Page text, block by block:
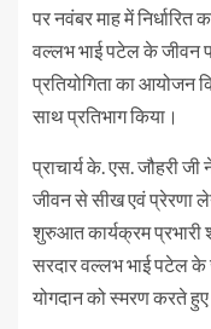
पर नवंबर माह में निर्धारित
वल्लभ भाई पटेल के जीवन
प्रतियोगिता का आयोजन
साथ प्रतिभाग किया।
प्राचार्य के. एस. जौहरी
जीवन से सीख एवं प्रेरणा
शुरुआत कार्यक्रम प्रभारी
सरदार वल्लभ भाई पटेल के
योगदान को स्मरण करते